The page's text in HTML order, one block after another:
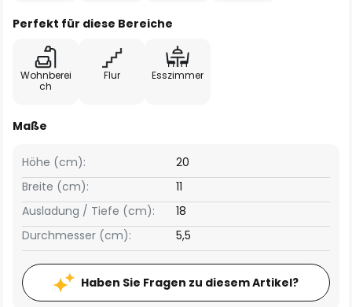
Perfekt für diese Bereiche
Wohnberei
ch
Flur Esszimmer
Maße
Breite (cm): 11
Höhe (cm): 20
Ausladung / Tiefe (cm):
18
Durchmesser (cm):
5,5
Haben Sie Fragen zu diesem Artikel?